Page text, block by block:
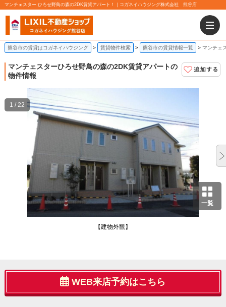
マンチェスター ひろせ野鳥の森の2DK賃貸アパート！｜コガネイハウジング株式会社 熊谷店
熊谷市の賃貸はコガネイハウジング 賃貸物件検索 熊谷市の賃貸情報一覧 マンチェ
マンチェスターひろせ野鳥の森の2DK賃貸アパートの
物件情報
一覧
【建物外観】
1 / 22
WEB来店予約はこちら